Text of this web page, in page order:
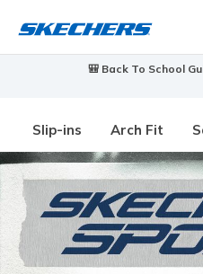
🎒 Back To School
Slip-ins Arch Fit